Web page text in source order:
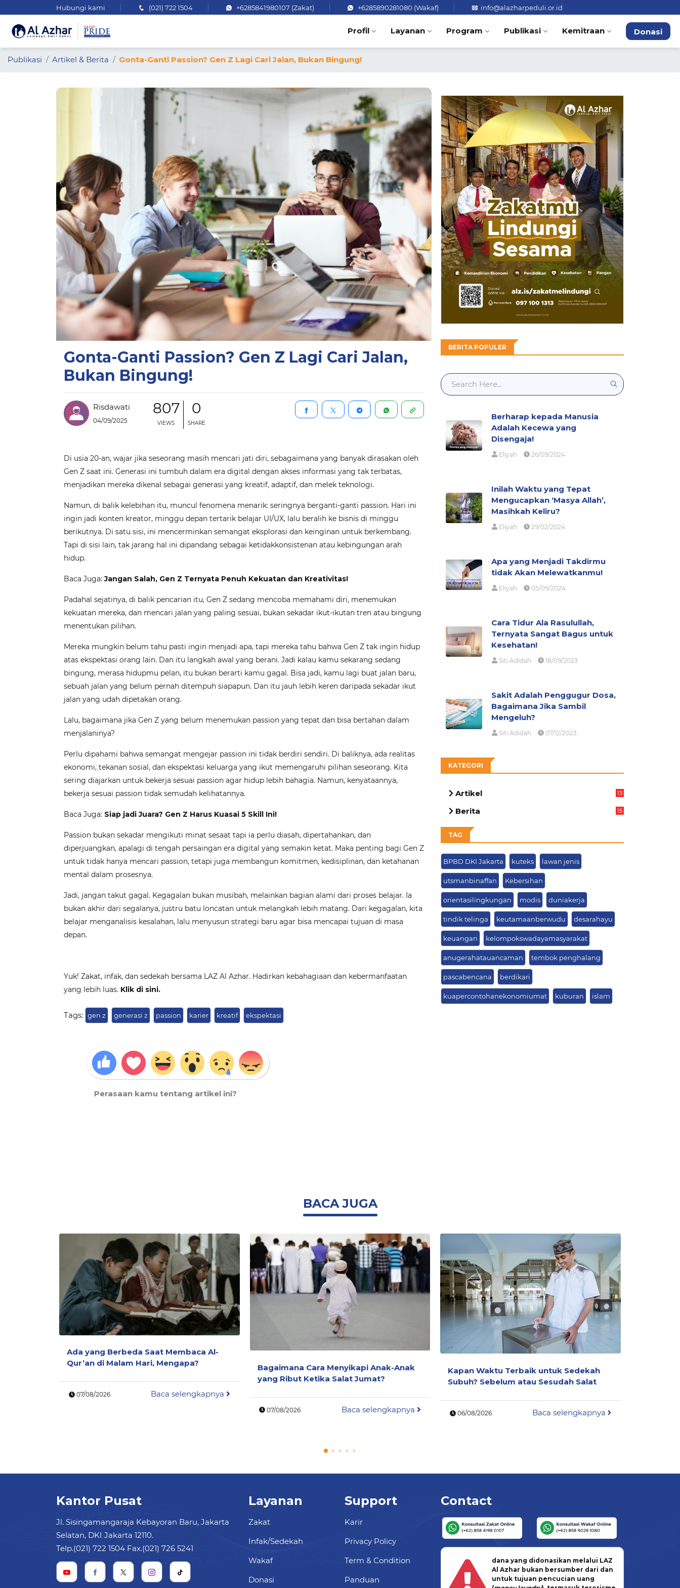
Hubungi kami (021) 722 1504 +6285841980107 (Zakat) +6285890281080 (Wakaf) info@alazharpeduli.or.id
Profil Layanan Program Publikasi Kemitraan Donasi
Publikasi Artikel & Berita Gonta-Ganti Passion? Gen Z Lagi Cari Jalan, Bukan Bingung!
Gonta-Ganti Passion? Gen Z Lagi Cari Jalan,
Bukan Bingung!
Risdawati
04/09/2025
807
VIEWS
0
SHARE
Di usia 20-an, wajar jika seseorang masih mencari jati diri, sebagaimana yang banyak dirasakan oleh
Gen Z saat ini. Generasi ini tumbuh dalam era digital dengan akses informasi yang tak terbatas,
menjadikan mereka dikenal sebagai generasi yang kreatif, adaptif, dan melek teknologi.
Namun, di balik kelebihan itu, muncul fenomena menarik: seringnya berganti-ganti passion. Hari ini
ingin jadi konten kreator, minggu depan tertarik belajar UI/UX, lalu beralih ke bisnis di minggu
berikutnya. Di satu sisi, ini mencerminkan semangat eksplorasi dan keinginan untuk berkembang.
Tapi di sisi lain, tak jarang hal ini dipandang sebagai ketidakkonsistenan atau kebingungan arah
hidup.
Baca Juga:Jangan Salah, Gen Z Ternyata Penuh Kekuatan dan Kreativitas!
Padahal sejatinya, di balik pencarian itu, Gen Z sedang mencoba memahami diri, menemukan
kekuatan mereka, dan mencari jalan yang paling sesuai, bukan sekadar ikut-ikutan tren atau bingung
menentukan pilihan.
Mereka mungkin belum tahu pasti ingin menjadi apa, tapi mereka tahu bahwa Gen Z tak ingin hidup
atas ekspektasi orang lain. Dan itu langkah awal yang berani. Jadi kalau kamu sekarang sedang
bingung, merasa hidupmu pelan, itu bukan berarti kamu gagal. Bisa jadi, kamu lagi buat jalan baru,
sebuah jalan yang belum pernah ditempuh siapapun. Dan itu jauh lebih keren daripada sekadar ikut
jalan yang udah dipetakan orang.
Lalu, bagaimana jika Gen Z yang belum menemukan passion yang tepat dan bisa bertahan dalam
menjalaninya?
Perlu dipahami bahwa semangat mengejar passion ini tidak berdiri sendiri. Di baliknya, ada realitas
ekonomi, tekanan sosial, dan ekspektasi keluarga yang ikut memengaruhi pilihan seseorang. Kita
sering diajarkan untuk bekerja sesuai passion agar hidup lebih bahagia. Namun, kenyataannya,
bekerja sesuai passion tidak semudah kelihatannya.
Baca Juga: Siap jadi Juara? Gen Z Harus Kuasai 5 Skill Ini!
Passion bukan sekadar mengikuti minat sesaat tapi ia perlu diasah, dipertahankan, dan
diperjuangkan, apalagi di tengah persaingan era digital yang semakin ketat. Maka penting bagi Gen Z
untuk tidak hanya mencari passion, tetapi juga membangun komitmen, kedisiplinan, dan ketahanan
mental dalam prosesnya.
Jadi, jangan takut gagal. Kegagalan bukan musibah, melainkan bagian alami dari proses belajar. Ia
bukan akhir dari segalanya, justru batu loncatan untuk melangkah lebih matang. Dari kegagalan, kita
belajar menganalisis kesalahan, lalu menyusun strategi baru agar bisa mencapai tujuan di masa
depan.
Yuk! Zakat, infak, dan sedekah bersama LAZ Al Azhar. Hadirkan kebahagiaan dan kebermanfaatan
yang lebih luas. Klik di sini.
Tags: gen z generasi z passion karier kreatif ekspektasi
Perasaan kamu tentang artikel ini?
BERITA POPULER
Berharap kepada Manusia
Adalah Kecewa yang
Disengaja!
Eliyah 26/09/2024
Inilah Waktu yang Tepat
Mengucapkan ‘Masya Allah’,
Masihkah Keliru?
Eliyah 29/02/2024
Apa yang Menjadi Takdirmu
tidak Akan Melewatkanmu!
Eliyah 05/09/2024
Cara Tidur Ala Rasulullah,
Ternyata Sangat Bagus untuk
Kesehatan!
Siti Adidah 18/09/2023
Sakit Adalah Penggugur Dosa,
Bagaimana Jika Sambil
Mengeluh?
Siti Adidah 07/12/2023
KATEGORI
Artikel
13
Berita
15
TAG
BPBD DKI Jakarta kuteks lawan jenis
utsmanbinaffan Kebersihan
orientasilingkungan modis duniakerja
tindik telinga keutamaanberwudu desarahayu
keuangan kelompokswadayamasyarakat
anugerahatauancaman tembok penghalang
pascabencana berdikari
kuapercontohanekonomiumat kuburan islam
BACA JUGA
Ada yang Berbeda Saat Membaca Al-
Qur’an di Malam Hari, Mengapa?
07/08/2026 Baca selengkapnya
Bagaimana Cara Menyikapi Anak-Anak
yang Ribut Ketika Salat Jumat?
07/08/2026 Baca selengkapnya
Kapan Waktu Terbaik untuk Sedekah
Subuh? Sebelum atau Sesudah Salat
06/08/2026 Baca selengkapnya
Kantor Pusat
Jl. Sisingamangaraja Kebayoran Baru, Jakarta
Selatan, DKI Jakarta 12110.
Telp.(021) 722 1504 Fax.(021) 726 5241
Layanan
Zakat
Infak/Sedekah
Wakaf
Donasi
Support
Karir
Privacy Policy
Term & Condition
Panduan
Contact
dana yang didonasikan melalui LAZ
Al Azhar bukan bersumber dari dan
untuk tujuan pencucian uang